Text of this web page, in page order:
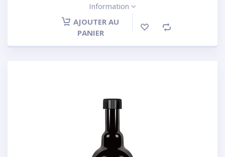
Information
AJOUTER AU
PANIER